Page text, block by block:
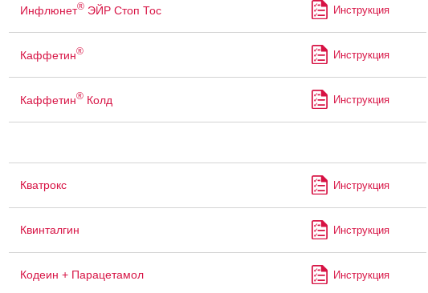
Инфлюнет®ЭЙР Стоп Тос Инструкция
Каффетин® Инструкция
Каффетин®Колд Инструкция
Кватрокс Инструкция
Квинталгин Инструкция
Кодеин + Парацетамол Инструкция